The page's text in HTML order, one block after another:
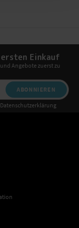
Einkauf
Angebote zuerst zu
ABONNIEREN